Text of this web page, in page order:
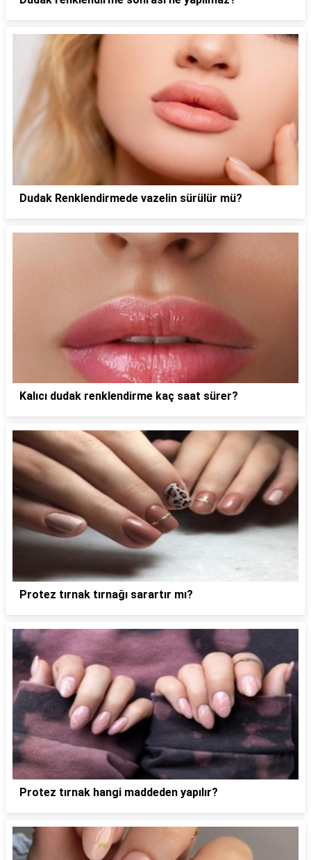
Dudak Renklendirmede vazelin sürülür mü?
Kalıcı dudak renklendirme kaç saat sürer?
Protez tırnak tırnağı sarartır mı?
Protez tırnak hangi maddeden yapılır?